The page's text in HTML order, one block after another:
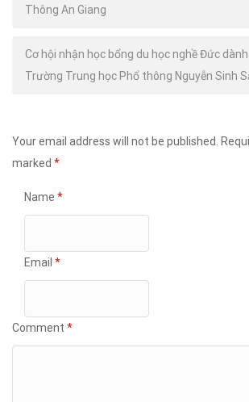
Thông An Giang
Cơ hội nhận học bổng du học nghề Đức
Trường Trung học Phổ thông Nguyễn Sinh
Your email address will not be published.
marked *
Name *
Email *
Comment *